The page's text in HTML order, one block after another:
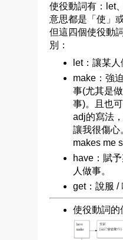
使役動詞有：let
意思都是「使」
但這四個使役動
別：
let：讓某人
make：強
事(尤其是
事)。且也
adj的寫法
讓我很傷心
makes me
have：賦
人做事。
get：說服 /
使役動詞的